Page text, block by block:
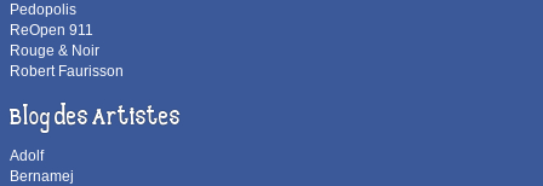
Pedopolis
ReOpen 911
Rouge & Noir
Robert Faurisson
Blog des Artistes
Adolf
Bernamej